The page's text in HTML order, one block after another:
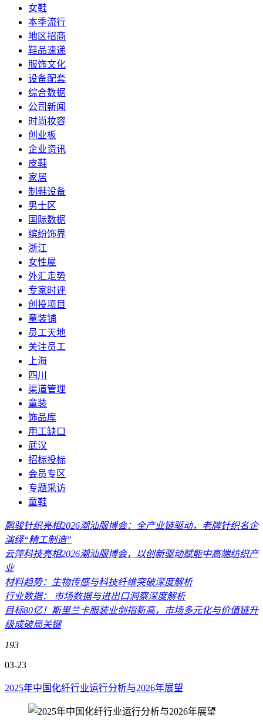
女鞋
本季流行
地区招商
鞋品速递
服饰文化
设备配套
综合数据
公司新闻
时尚妆容
创业板
企业资讯
皮鞋
家居
制鞋设备
男士区
国际数据
缤纷饰界
浙江
女性屋
外汇走势
专家时评
创投项目
童装铺
员工天地
关注员工
上海
四川
渠道管理
童装
饰品库
用工缺口
武汉
招标投标
会员专区
专题采访
童鞋
鹏骏针织亮相2026潮汕服博会：全产业链驱动，老牌针织名企
演绎“精工制造”
云萍科技亮相2026潮汕服博会，以创新驱动赋能中高端纺织产
业
材料趋势：生物传感与科技纤维突破深度解析
行业数据： 市场数据与进出口洞察深度解析
目标80亿！斯里兰卡服装业剑指新高，市场多元化与价值链升
级成破局关键
193
03-23
2025年中国化纤行业运行分析与2026年展望